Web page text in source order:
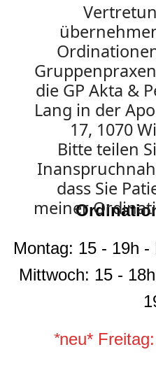
Zeiten
Montag: 15 - 19h
Mittwoch: 15 -
*neu*
die GP Akta &
Lang in der
17, 1070
Bitte teilen
dass Sie
meiner